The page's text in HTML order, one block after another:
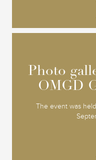
Photo
OMGD
The event was
Photo
OMGD